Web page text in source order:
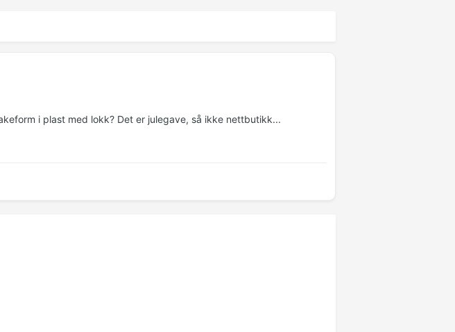
i plast med lokk? Det er julegave, så ikke nettbutikk...